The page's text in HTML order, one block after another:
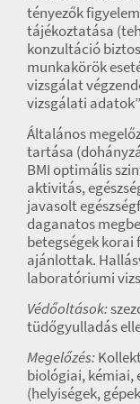
tényezők
tájékoztatása
konzultáció
munkakörök
vizsgálat
vizsgálati
Általános
tartása
BMI optimális
aktivitás,
javasolt
daganatos
betegségek korai
ajánlottak.
laboratóriumi
Védőoltások:
tüdőgyulladás
Megelőzés:
biológiai, kémiai,
(helyiségek,